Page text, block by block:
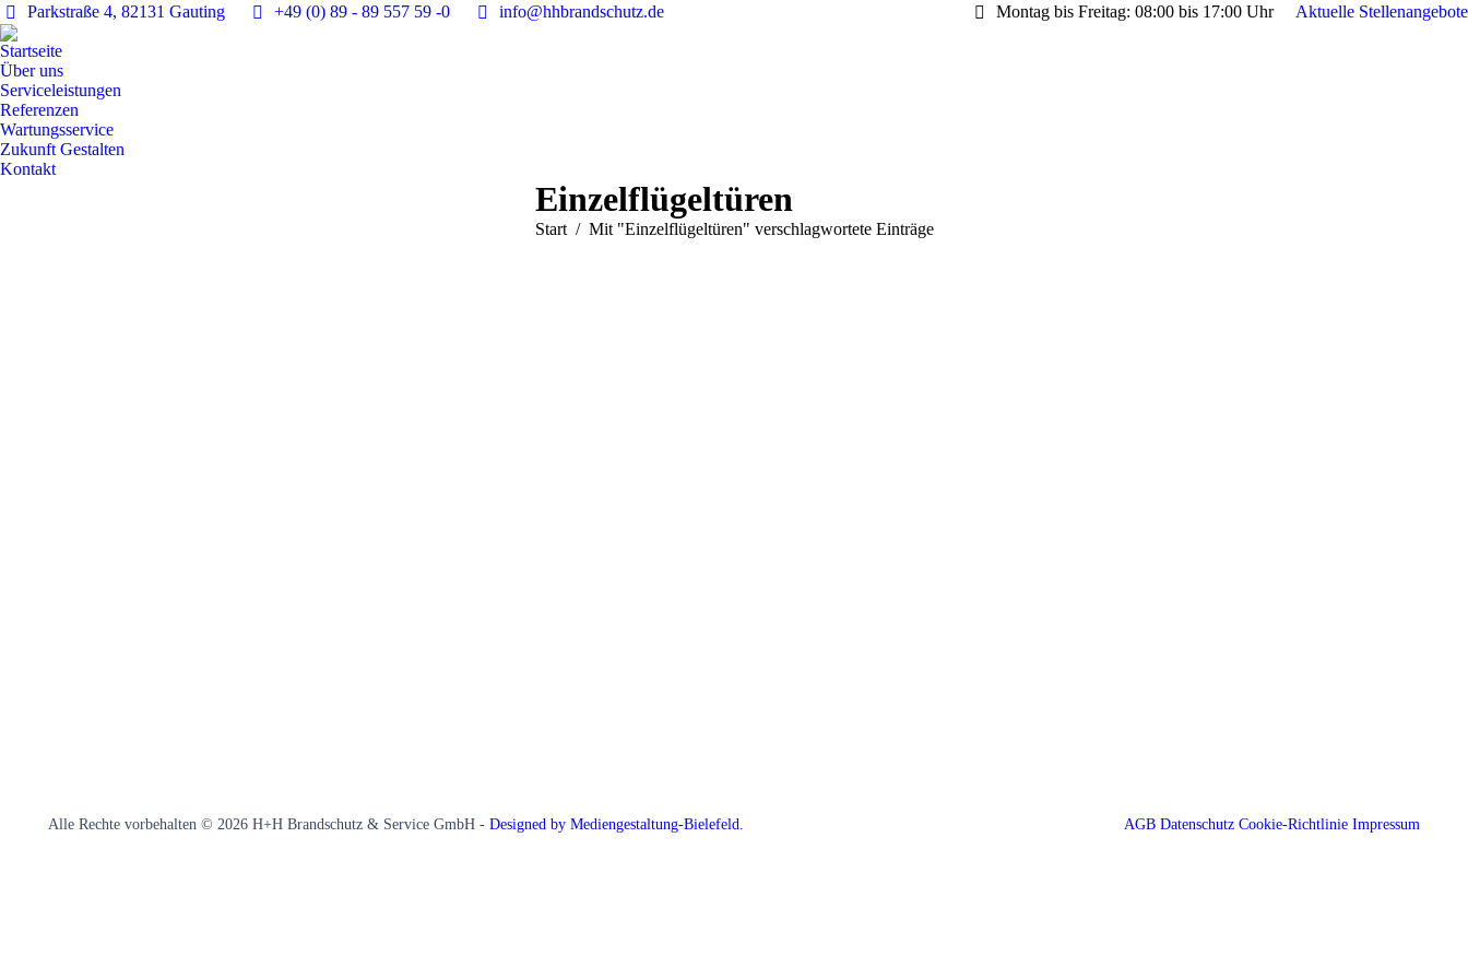
Parkstraße 4, 82131 Gauting +49 (0) 89 - 89 557 59 -0 info@hhbrandschutz.de Montag bis Freitag: 08:00 bis 17:00 Uhr Aktuelle Stellenangebote
Startseite
Über uns
Serviceleistungen
Referenzen
Wartungsservice
Zukunft Gestalten
Kontakt
Einzelflügeltüren
Sie befinden sich hier:
Start Mit "Einzelflügeltüren" verschlagwortete Einträge
Alle Rechte vorbehalten © 2026 H+H Brandschutz & Service GmbH - Designed by Mediengestaltung-Bielefeld. AGB Datenschutz Cookie-Richtlinie Impressum